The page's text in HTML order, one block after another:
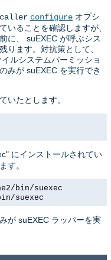
caller configure オプシ
いることを確認しますが、
に、 suEXEC が呼ぶシス
ります。対抗策として、
ルシステムパーミッショ
みが suEXEC を実行でき
いたとします。
にインストールされてい
す。
bin/suexec
suexec
が suEXEC ラッパーを実